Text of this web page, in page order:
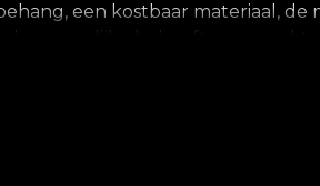
een kostbaar materiaal,
haalt en ons de
verwerkt, geïnspireerd door